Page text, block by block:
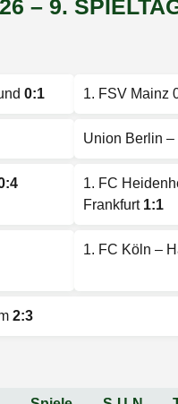
– 9.
0:1 1. FSV Mainz
Union Berlin
1. FC
Frankfurt 1:1
1. FC Köln –
2:3